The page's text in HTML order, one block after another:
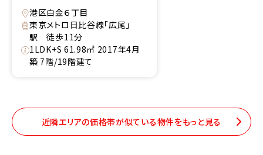
港区白金６丁目
東京メトロ日比谷線「広尾」
駅 徒歩11分
1LDK+S 61.98㎡ 2017年4月
築 7階/19階建て
近隣エリアの価格帯が似ている物件をもっと見る